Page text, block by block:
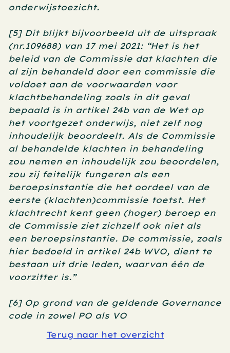
onderwijstoezicht.
[5] Dit blijkt bijvoorbeeld uit de uitspraak
(nr.109688) van 17 mei 2021: “Het is het
beleid van de Commissie dat klachten die
al zijn behandeld door een commissie die
voldoet aan de voorwaarden voor
klachtbehandeling zoals in dit geval
bepaald is in artikel 24b van de Wet op
het voortgezet onderwijs, niet zelf nog
inhoudelijk beoordeelt. Als de Commissie
al behandelde klachten in behandeling
zou nemen en inhoudelijk zou beoordelen,
zou zij feitelijk fungeren als een
beroepsinstantie die het oordeel van de
eerste (klachten)commissie toetst. Het
klachtrecht kent geen (hoger) beroep en
de Commissie ziet zichzelf ook niet als
een beroepsinstantie. De commissie, zoals
hier bedoeld in artikel 24b WVO, dient te
bestaan uit drie leden, waarvan één de
voorzitter is.”
[6] Op grond van de geldende Governance
code in zowel PO als VO
Terug naar het overzicht